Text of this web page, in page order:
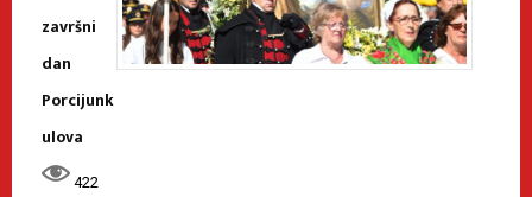
završni
dan
Porcijunk
ulova
422